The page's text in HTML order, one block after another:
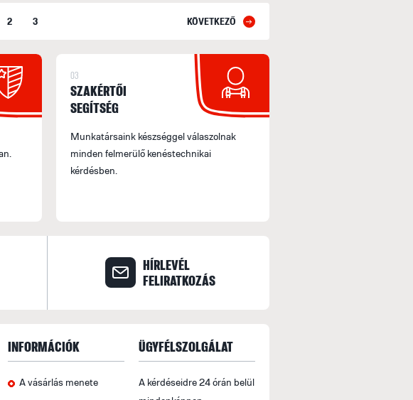
2 3 KÖVETKEZŐ
03
SZAKÉRTŐI
SEGÍTSÉG
Munkatársaink készséggel válaszolnak
minden felmerülő kenéstechnikai
kérdésben.
HÍRLEVÉL
FELIRATKOZÁS
INFORMÁCIÓK
A vásárlás menete
ÜGYFÉLSZOLGÁLAT
A kérdéseidre 24 órán belül